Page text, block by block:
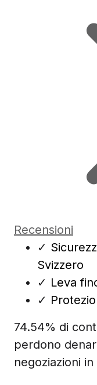
Recensioni
✓
Svizzero
✓ Leva
✓
74.54% di
perdono
negoziazioni